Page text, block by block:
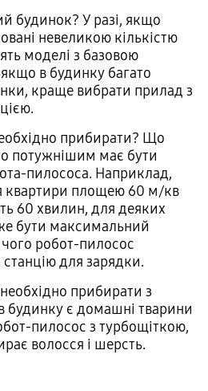
будинок? У разі, якщо
невеликою кількістю
моделі з базовою
якщо в будинку багато
краще вибрати прилад з
прибирати? Що
потужнішим має бути
пилососа. Наприклад,
квартири площею 60 м/кв
60 хвилин, для деяких
бути максимальний
чого робот-пилосос
станцію для зарядки.
прибирати з
будинку є домашні тварини
пилосос з турбощіткою,
волосся і шерсть.